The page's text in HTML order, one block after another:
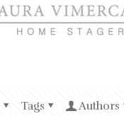
Tags
Authors